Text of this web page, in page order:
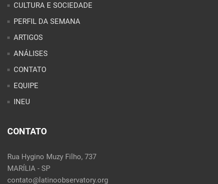
CULTURA E SOCIEDADE
PERFIL DA SEMANA
ARTIGOS
ANÁLISES
CONTATO
EQUIPE
INEU
CONTATO
Rua Hygino Muzy Filho, 737
MARÍLIA - SP
contato@latinoobservatory.org